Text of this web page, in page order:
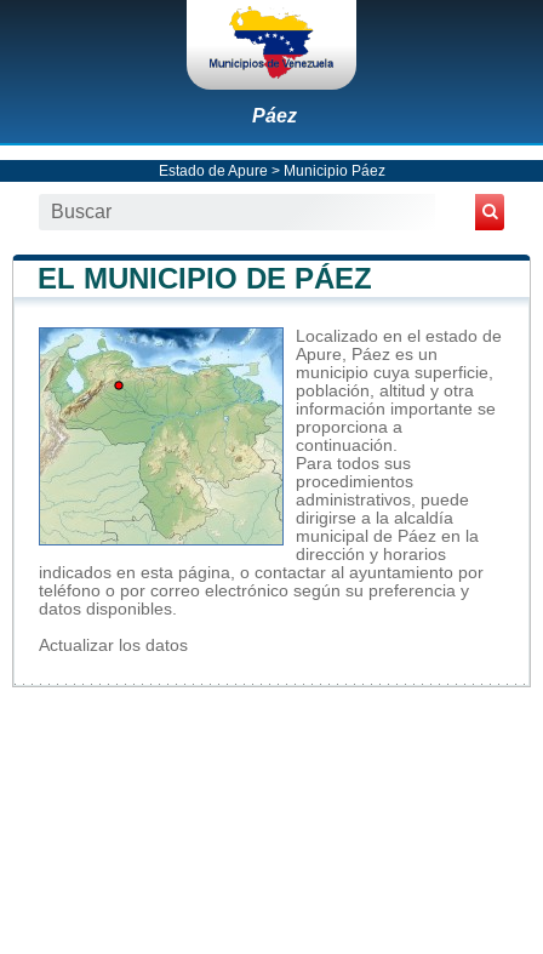
Páez
Estado de Apure > Municipio Páez
EL MUNICIPIO DE PÁEZ
Localizado en el estado de
Apure, Páez es un
municipio cuya superficie,
población, altitud y otra
información importante se
proporciona a
continuación.
Para todos sus
procedimientos
administrativos, puede
dirigirse a la alcaldía
municipal de Páez en la
dirección y horarios
indicados en esta página, o contactar al ayuntamiento por
teléfono o por correo electrónico según su preferencia y
datos disponibles.
Actualizar los datos